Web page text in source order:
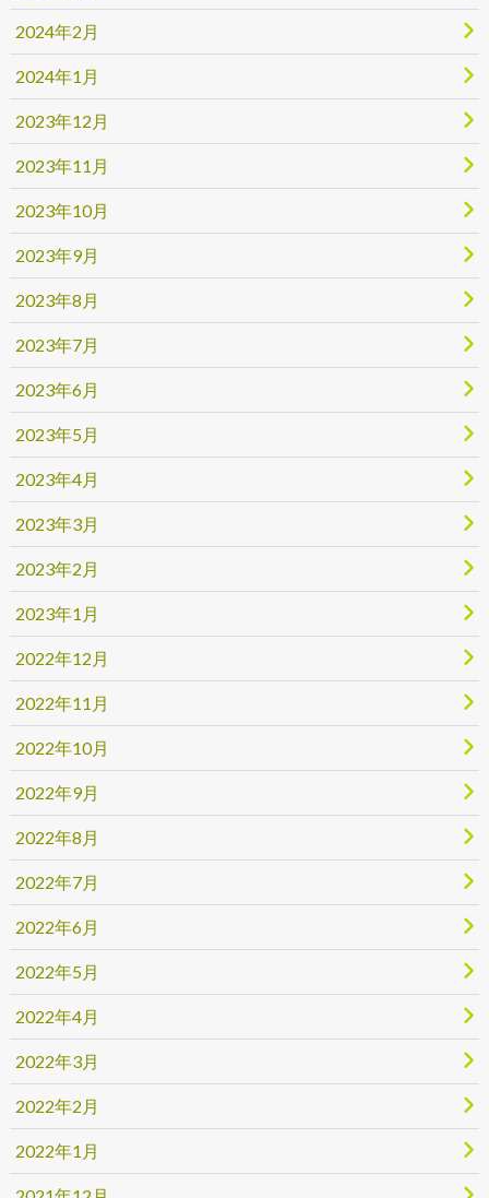
2024年2月
2024年1月
2023年12月
2023年11月
2023年10月
2023年9月
2023年8月
2023年7月
2023年6月
2023年5月
2023年4月
2023年3月
2023年2月
2023年1月
2022年12月
2022年11月
2022年10月
2022年9月
2022年8月
2022年7月
2022年6月
2022年5月
2022年4月
2022年3月
2022年2月
2022年1月